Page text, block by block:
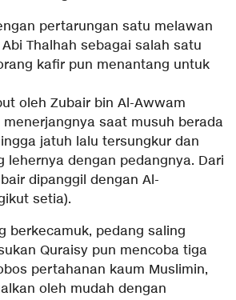
pertarungan satu melawan
Thalhah sebagai salah satu
kafir pun menantang untuk
oleh Zubair bin Al-Awwam
saat musuh berada
jatuh lalu tersungkur dan
lehernya dengan pedangnya. Dari
dipanggil dengan Al-
setia).
berkecamuk, pedang saling
Quraisy pun mencoba tiga
pertahanan kaum Muslimin,
oleh mudah dengan